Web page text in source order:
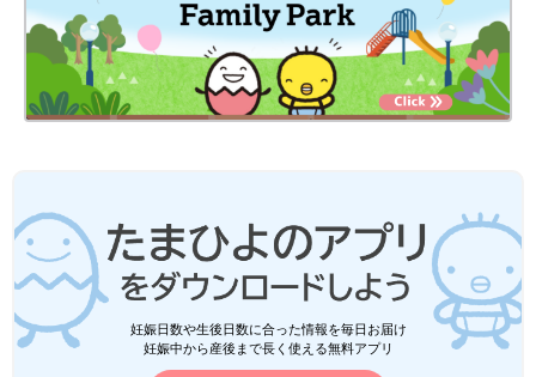
妊娠日数や生後日数に合った情報を毎日お届け
妊娠中から産後まで長く使える無料アプリ